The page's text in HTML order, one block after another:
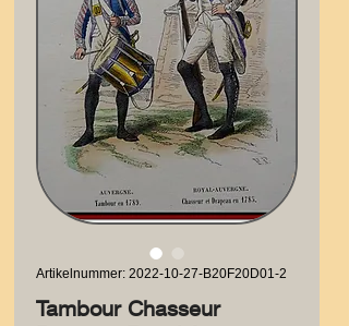
Artikelnummer: 2022-10-27-B20F20D01-2
Tambour Chasseur